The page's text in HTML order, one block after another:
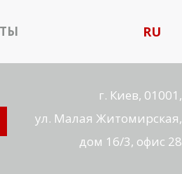
RU
г. Киев, 01001,
ул. Малая Житомирская,
дом 16/3, офис 28